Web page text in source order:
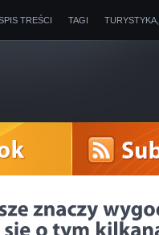
TREŚCI TAGI